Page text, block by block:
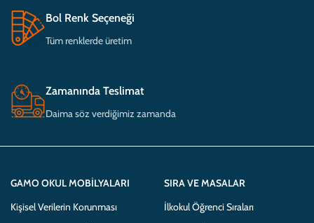
Bol Renk Seçeneği
Tüm renklerde üretim
Zamanında Teslimat
Daima söz verdiğimiz zamanda
GAMO OKUL MOBILYALARI
Kişisel Verilerin Korunması
SIRA VE MASALAR
İlkokul Öğrenci Sıraları